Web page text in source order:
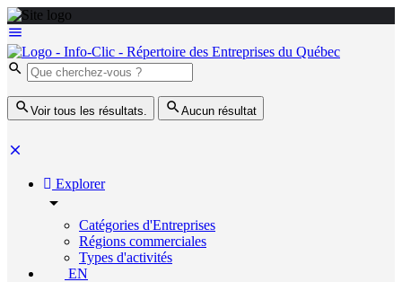
Voir tous les résultats. Aucun résultat
Explorer
Catégories d'Entreprises
Régions commerciales
Types d'activités
EN